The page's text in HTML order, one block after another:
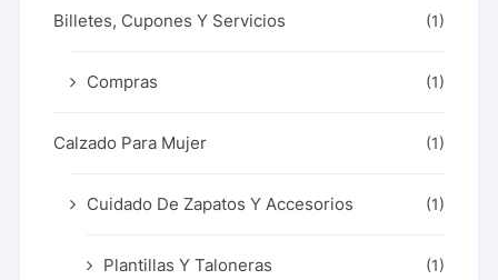
Billetes, Cupones Y Servicios (1)
Compras (1)
Calzado Para Mujer (1)
Cuidado De Zapatos Y Accesorios (1)
Plantillas Y Taloneras (1)